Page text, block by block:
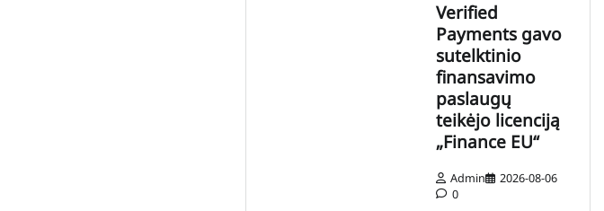
Verified
Payments gavo
sutelktinio
finansavimo
paslaugų
teikėjo licenciją
„Finance EU“
Admin
2026-08-06
0